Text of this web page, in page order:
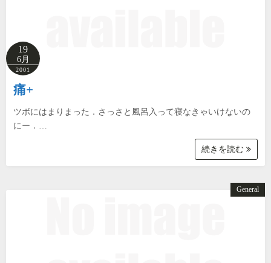
19
6月
2001
痛+
ツボにはまりまった．さっさと風呂入って寝なきゃいけないの
にー．…
続きを読む
General